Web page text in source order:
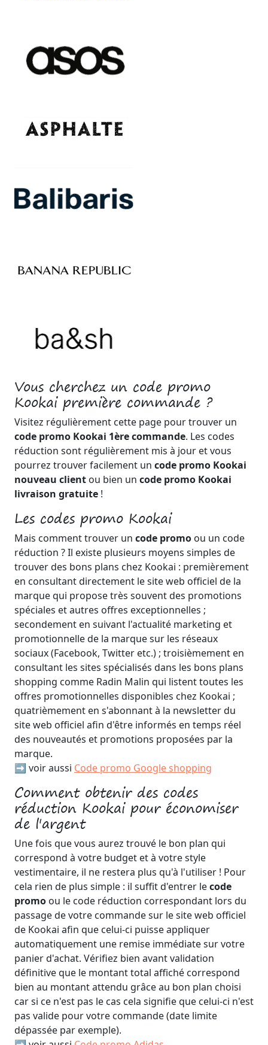
Vous cherchez un code promo
Kookai première commande ?
Visitez régulièrement cette page pour trouver un
code promo Kookai 1ère commande. Les codes
réduction sont régulièrement mis à jour et vous
pourrez trouver facilement un code promo Kookai
nouveau client ou bien un code promo Kookai
livraison gratuite !
Les codes promo Kookai
Mais comment trouver un code promo ou un code
réduction ? Il existe plusieurs moyens simples de
trouver des bons plans chez Kookai : premièrement
en consultant directement le site web officiel de la
marque qui propose très souvent des promotions
spéciales et autres offres exceptionnelles ;
secondement en suivant l'actualité marketing et
promotionnelle de la marque sur les réseaux
sociaux (Facebook, Twitter etc.) ; troisièmement en
consultant les sites spécialisés dans les bons plans
shopping comme Radin Malin qui listent toutes les
offres promotionnelles disponibles chez Kookai ;
quatrièmement en s'abonnant à la newsletter du
site web officiel afin d'être informés en temps réel
des nouveautés et promotions proposées par la
marque.
➡️ voir aussi Code promo Google shopping
Comment obtenir des codes
réduction Kookai pour économiser
de l'argent
Une fois que vous aurez trouvé le bon plan qui
correspond à votre budget et à votre style
vestimentaire, il ne restera plus qu'à l'utiliser ! Pour
cela rien de plus simple : il suffit d'entrer lecode
promo ou le code réduction correspondant lors du
passage de votre commande sur le site web officiel
de Kookai afin que celui-ci puisse appliquer
automatiquement une remise immédiate sur votre
panier d'achat. Vérifiez bien avant validation
définitive que le montant total affiché correspond
bien au montant attendu grâce au bon plan choisi
car si ce n'est pas le cas cela signifie que celui-ci n'est
pas valide pour votre commande (date limite
dépassée par exemple).